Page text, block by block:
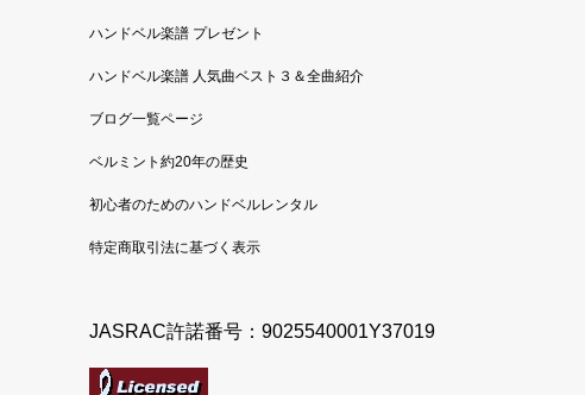
ハンドベル楽譜 プレゼント
ハンドベル楽譜 人気曲ベスト３＆全曲紹介
ブログ一覧ページ
ベルミント約20年の歴史
初心者のためのハンドベルレンタル
特定商取引法に基づく表示
JASRAC許諾番号：9025540001Y37019